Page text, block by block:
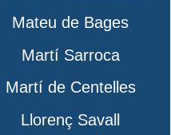
Mateu de Bages
Martí Sarroca
Martí de Centelles
Llorenç Savall